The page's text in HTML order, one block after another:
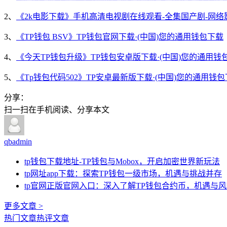
2、 《2k电影下载》手机高清电视剧在线观看-全集国产剧-网络
3、 《TP钱包 BSV》TP钱包官网下载·(中国)您的通用钱包下载
4、 《今天TP钱包升级》TP钱包安卓版下载·(中国)您的通用钱
5、 《Tp钱包代码502》TP安卓最新版下载·(中国)您的通用钱
分享：
扫一扫在手机阅读、分享本文
qbadmin
tp钱包下载地址-TP钱包与Mobox，开启加密世界新玩法
tp网址app下载：探索TP钱包一级市场，机遇与挑战并存
tp官网正版官网入口：深入了解TP钱包合约币，机遇与
更多文章 >
热门文章热评文章